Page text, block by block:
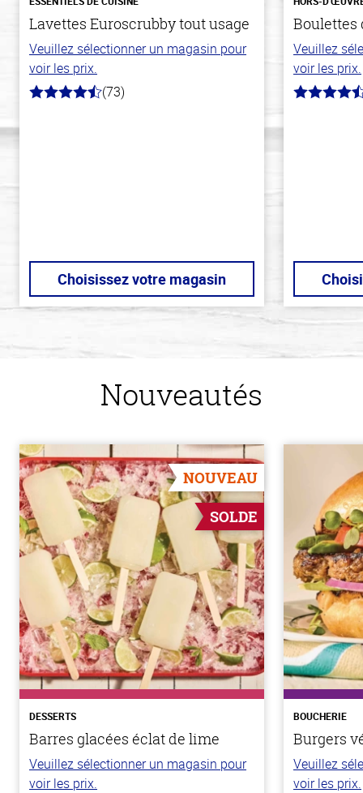
Lavettes Euroscrubby tout usage
Veuillez sélectionner un magasin pour
voir les prix.
4.8
(73)
Choisissez votre magasin
Boulettes
Veuillez
voir les prix.
4.5
Nouveautés
NOUVEAU
SOLDE
DESSERTS
Barres glacées éclat de lime
Veuillez sélectionner un magasin pour
voir les prix.
BOUCHERIE
Burgers
Veuillez
voir les prix.